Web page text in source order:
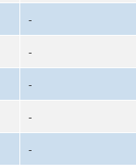
-
-
-
-
-